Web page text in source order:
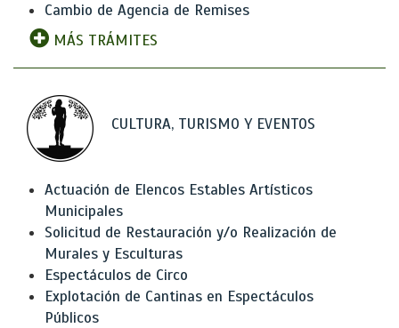
Cambio de Agencia de Remises
MÁS TRÁMITES
CULTURA, TURISMO Y EVENTOS
Actuación de Elencos Estables Artísticos
Municipales
Solicitud de Restauración y/o Realización de
Murales y Esculturas
Espectáculos de Circo
Explotación de Cantinas en Espectáculos
Públicos